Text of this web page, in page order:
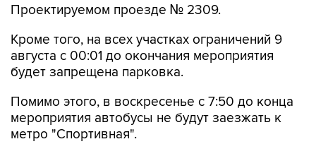
Проектируемом проезде № 2309.
Кроме того, на всех участках ограничений 9
августа с 00:01 до окончания мероприятия
будет запрещена парковка.
Помимо этого, в воскресенье с 7:50 до конца
мероприятия автобусы не будут заезжать к
метро "Спортивная".